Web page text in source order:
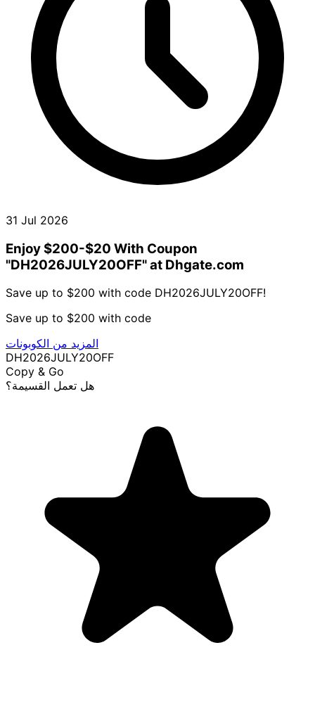
31 Jul 2026
Enjoy $200-$20 With Coupon
"DH2026JULY20OFF" at Dhgate.com
Save up to $200 with code DH2026JULY20OFF!
Save up to $200 with code
المزيد من الكوبونات
DH2026JULY20OFF
Copy & Go
هل تعمل القسيمة؟